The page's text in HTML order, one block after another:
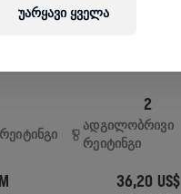
11:00 AM UTC
2
ᲐᲓᲒᲘᲚᲝᲑᲠᲘᲕᲘ
ᲠᲔᲘᲢᲘᲜᲒᲘ
36,20 US$
უარყავი ყველა